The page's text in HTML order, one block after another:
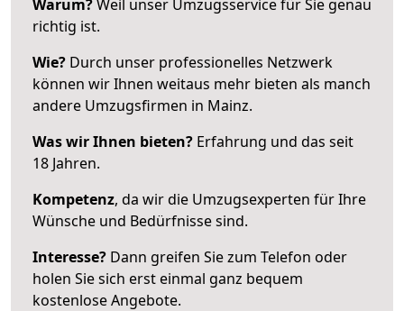
Warum?Weil unser Umzugsservice für Sie genau
richtig ist.
Wie? Durch unser professionelles Netzwerk
können wir Ihnen weitaus mehr bieten als manch
andere Umzugsfirmen in Mainz.
Was wir Ihnen bieten? Erfahrung und das seit
18 Jahren.
Kompetenz, da wir die Umzugsexperten für Ihre
Wünsche und Bedürfnisse sind.
Interesse? Dann greifen Sie zum Telefon oder
holen Sie sich erst einmal ganz bequem
kostenlose Angebote.